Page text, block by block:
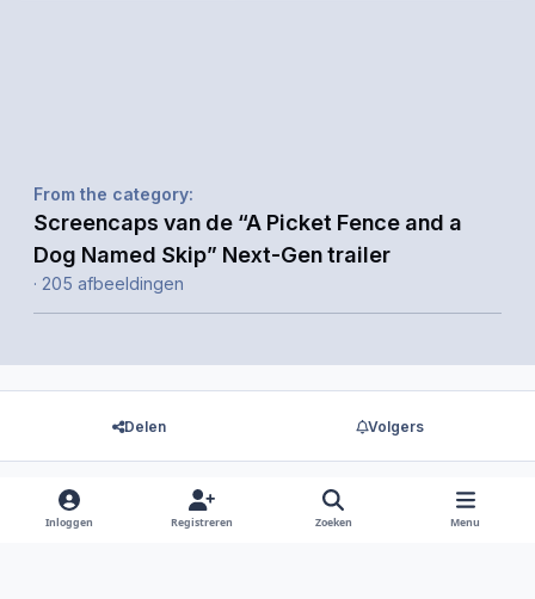
From the category:
Screencaps van de “A Picket Fence and a
Dog Named Skip” Next-Gen trailer
· 205 afbeeldingen
Delen Volgers
Er zijn geen reacties om weer te geven.
Inloggen Registreren Zoeken Menu